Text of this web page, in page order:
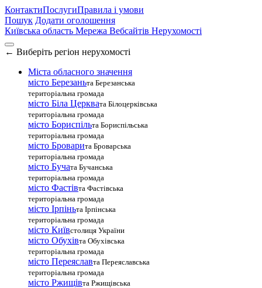
КонтактиПослугиПравила і умови
Пошук Додати оголошення
Київська область Мережа Вебсайтів Нерухомості
← Виберіть регіон нерухомості
Міста обласного значення
місто Березаньта Березанська
територіальна громада
місто Біла Церквата Білоцерківська
територіальна громада
місто Бориспільта Бориспільська
територіальна громада
місто Броварита Броварська
територіальна громада
місто Бучата Бучанська
територіальна громада
місто Фастівта Фастівська
територіальна громада
місто Ірпіньта Ірпінська
територіальна громада
місто Київстолиця України
місто Обухівта Обухівська
територіальна громада
місто Переяславта Переяславська
територіальна громада
місто Ржищівта Ржищівська